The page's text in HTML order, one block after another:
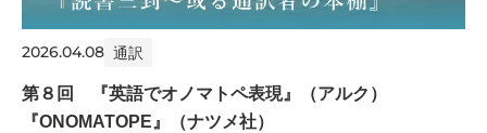
2026.04.08 通訳
第８回 『英語でオノマトペ表現』（アルク）
『ONOMATOPE』（ナツメ社）